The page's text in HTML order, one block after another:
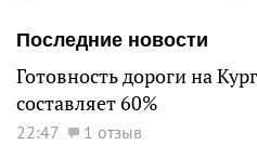
Последние новости
Готовность дороги на
составляет 60%
22:47 1 отзыв